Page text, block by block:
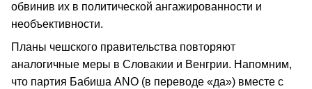
обвинив их в политической ангажированности и
необъективности.
Планы чешского правительства повторяют
аналогичные меры в Словакии и Венгрии. Напомним,
что партия Бабиша ANO (в переводе «да») вместе с